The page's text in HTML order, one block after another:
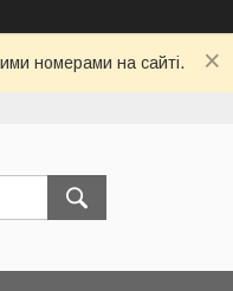
номерами на сайті.